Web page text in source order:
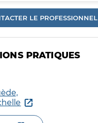
LE PROFESSIONNEL
PRATIQUES